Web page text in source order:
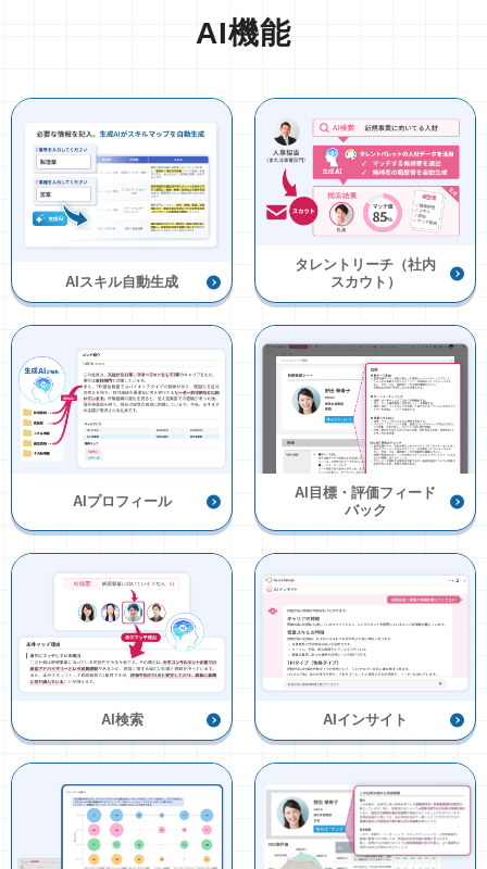
AI機能
AIスキル自動生成
タレントリーチ（社内
スカウト）
AIプロフィール
AI目標・評価フィード
バック
AI検索 AIインサイト